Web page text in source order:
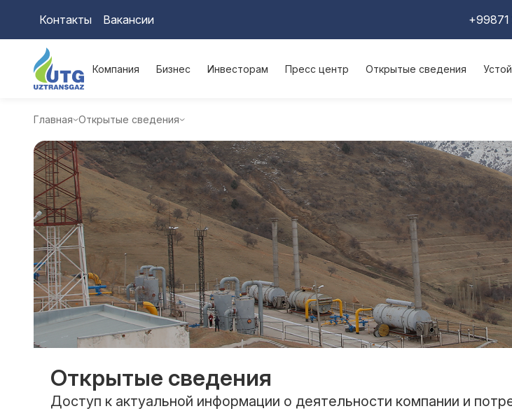
Контакты Вакансии
Компания Бизнес Инвесторам Пресс центр Открытые сведения
Главная Открытые сведения
Открытые сведения
Доступ к актуальной информации о деятельности компании и